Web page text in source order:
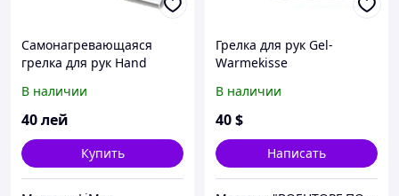
Самонагревающаяся
грелка для рук Hand
Warmers (Италия)
В наличии
40лей
Купить
Грелка для рук Gel-
Warmekisse
В наличии
40$
Написать